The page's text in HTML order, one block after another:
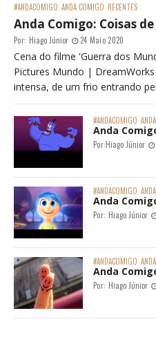
#ANDACOMIGO ANDA COMIGO RECENTES
Anda Comigo: Coisas
Por: Hiago Júnior 24 Maio 2020
Cena do filme 'Guerra dos
Pictures Mundo |
intensa, de um frio entrando
#ANDACOMIGO
Anda
Por:Hiago Júnior
#ANDACOMIGO
Anda
Por: Hiago Júnior
#ANDACOMIGO
Anda
Por: Hiago Júnior